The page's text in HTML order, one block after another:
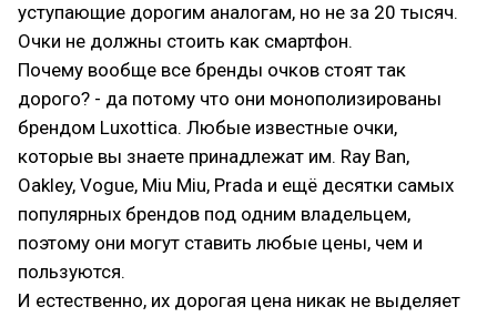
уступающие дорогим аналогам, но не за 20 тысяч.
Очки не должны стоить как смартфон.
Почему вообще все бренды очков стоят так
дорого? - да потому что они монополизированы
брендом Luxottica. Любые известные очки,
которые вы знаете принадлежат им. Ray Ban,
Oakley, Vogue, Miu Miu, Prada и ещё десятки самых
популярных брендов под одним владельцем,
поэтому они могут ставить любые цены, чем и
пользуются.
И естественно, их дорогая цена никак не выделяет